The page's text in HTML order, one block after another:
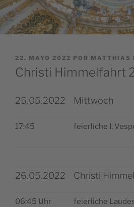
PUBLICADO
EL
22. MAYO 2022 POR MATTHIAS
Christi Himmelfahrt
25.05.2022 Mittwoch
17:45 feier­li­che I.
26.05.2022 Christi
06:45 Uhr feier­li­che